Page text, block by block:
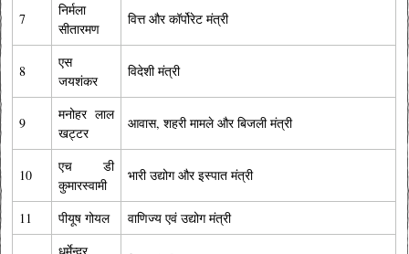
7
निर्मला
सीतारमण
वित्त और कॉर्पोरेट मंत्री
8
एस
जयशंकर
विदेशी मंत्री
9
मनोहर लाल
खट्टर
आवास, शहरी मामले और बिजली मंत्री
10
एच डी
कुमारस्वामी
भारी उद्योग और इस्पात मंत्री
11 पीयूष गोयल वाणिज्य एवं उद्योग मंत्री